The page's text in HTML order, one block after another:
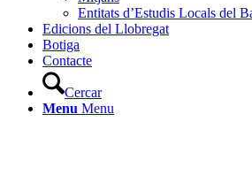
Entitats d’Estudis Locals del
Edicions del Llobregat
Botiga
Contacte
Cercar
Menu Menu